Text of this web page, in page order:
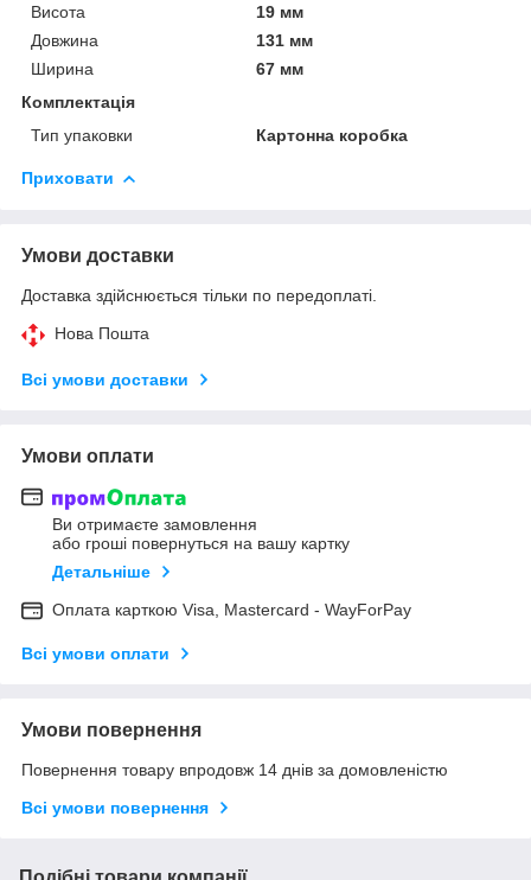
Висота
19 мм
Довжина
131 мм
Ширина
67 мм
Комплектація
Тип упаковки
Картонна коробка
Приховати
Умови доставки
Доставка здійснюється тільки по передоплаті.
Нова Пошта
Всі умови доставки
Умови оплати
Ви отримаєте замовлення
або гроші повернуться на вашу картку
Детальніше
Оплата карткою Visa, Mastercard - WayForPay
Всі умови оплати
Умови повернення
Повернення товару впродовж 14 днів за домовленістю
Всі умови повернення